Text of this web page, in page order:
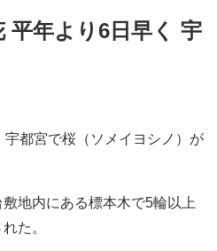
平年より6日早く 宇
都宮で桜（ソメイヨシノ）が
地内にある標本木で5輪以上
た。